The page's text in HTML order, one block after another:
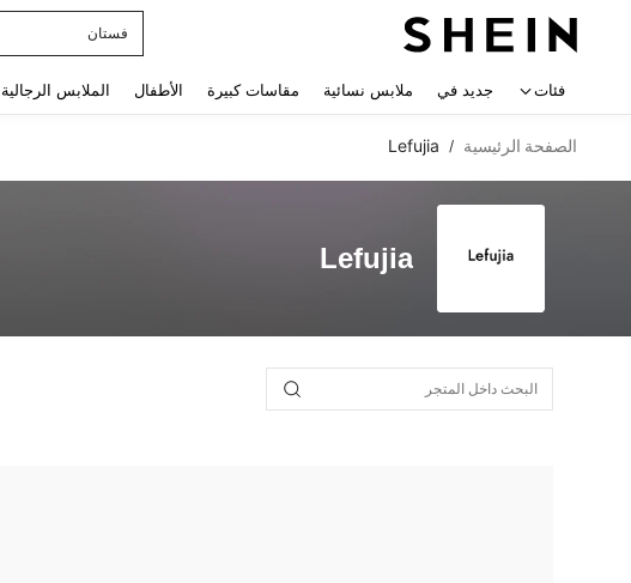
فستان
فئات جديد في ملابس نسائية مقاسات كبيرة الأطفال الملابس الرجالية
الصفحة الرئيسية /
Lefujia
Lefujia